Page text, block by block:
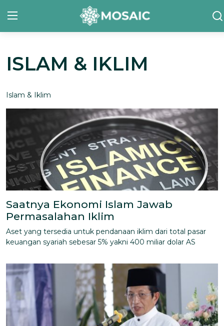
Contact
Risalah
Team Kami
Galeri
Inisiatif
Bahasa
ISLAM & IKLIM
Islam & Iklim
Saatnya Ekonomi Islam Jawab
Permasalahan Iklim
Aset yang tersedia untuk pendanaan iklim dari total pasar
keuangan syariah sebesar 5% yakni 400 miliar dolar AS